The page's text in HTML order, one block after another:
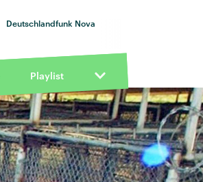
Deutschlandfunk Nova
Playlist